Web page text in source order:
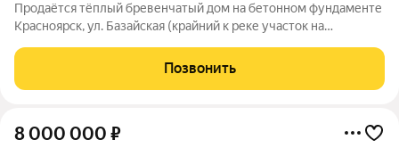
Продаётся тёплый бревенчатый дом на бетонном фундаменте
Красноярск, ул. Базайская (крайний к реке участок на
расположен в 500 метрах от Восточного входа в
национальный заповедник «Столбы». Из окон и с
Позвонить
8 000 000 ₽